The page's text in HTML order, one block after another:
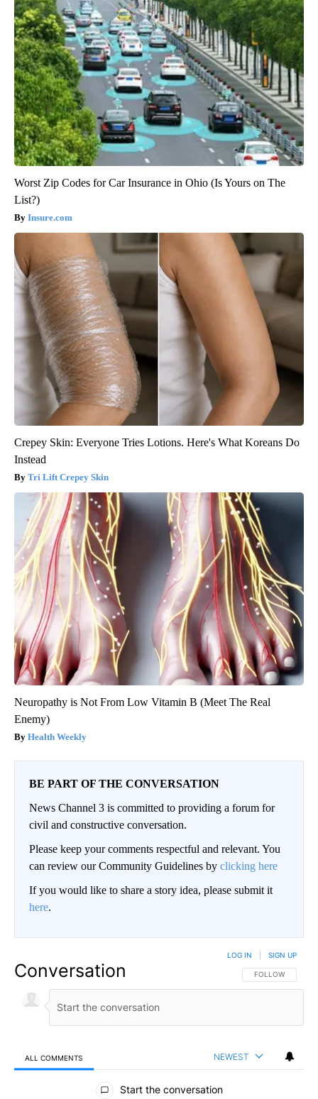
Worst Zip Codes for Car Insurance in Ohio (Is Yours on The
List?)
Insure.com
Crepey Skin: Everyone Tries Lotions. Here's What Koreans Do
Instead
Tri Lift Crepey Skin
Neuropathy is Not From Low Vitamin B (Meet The Real
Enemy)
Health Weekly
BE PART OF THE CONVERSATION
News Channel 3 is committed to providing a forum for
civil and constructive conversation.
Please keep your comments respectful and relevant. You
can review our Community Guidelines by clicking here
If you would like to share a story idea, please submit it
here.
Conversation FOLLOW THIS
FOLLOW
LOG IN SIGN UP
ALL COMMENTS NEWEST
All Comments
Start the conversation